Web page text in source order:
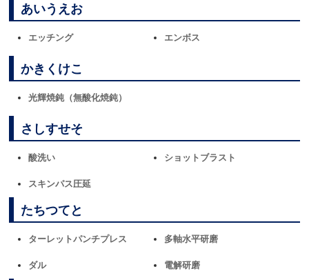
あいうえお
エッチング エンボス
かきくけこ
光輝焼鈍（無酸化焼鈍）
さしすせそ
酸洗い ショットブラスト
スキンパス圧延
たちつてと
ターレットパンチプレス 多軸水平研磨
ダル 電解研磨